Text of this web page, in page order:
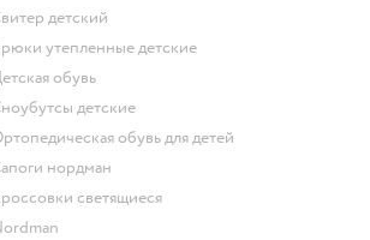
Свитер детский
Брюки утепленные детские
Детская обувь
Сноубутсы детские
Ортопедическая обувь для детей
Сапоги нордман
Кроссовки светящиеся
Nordman